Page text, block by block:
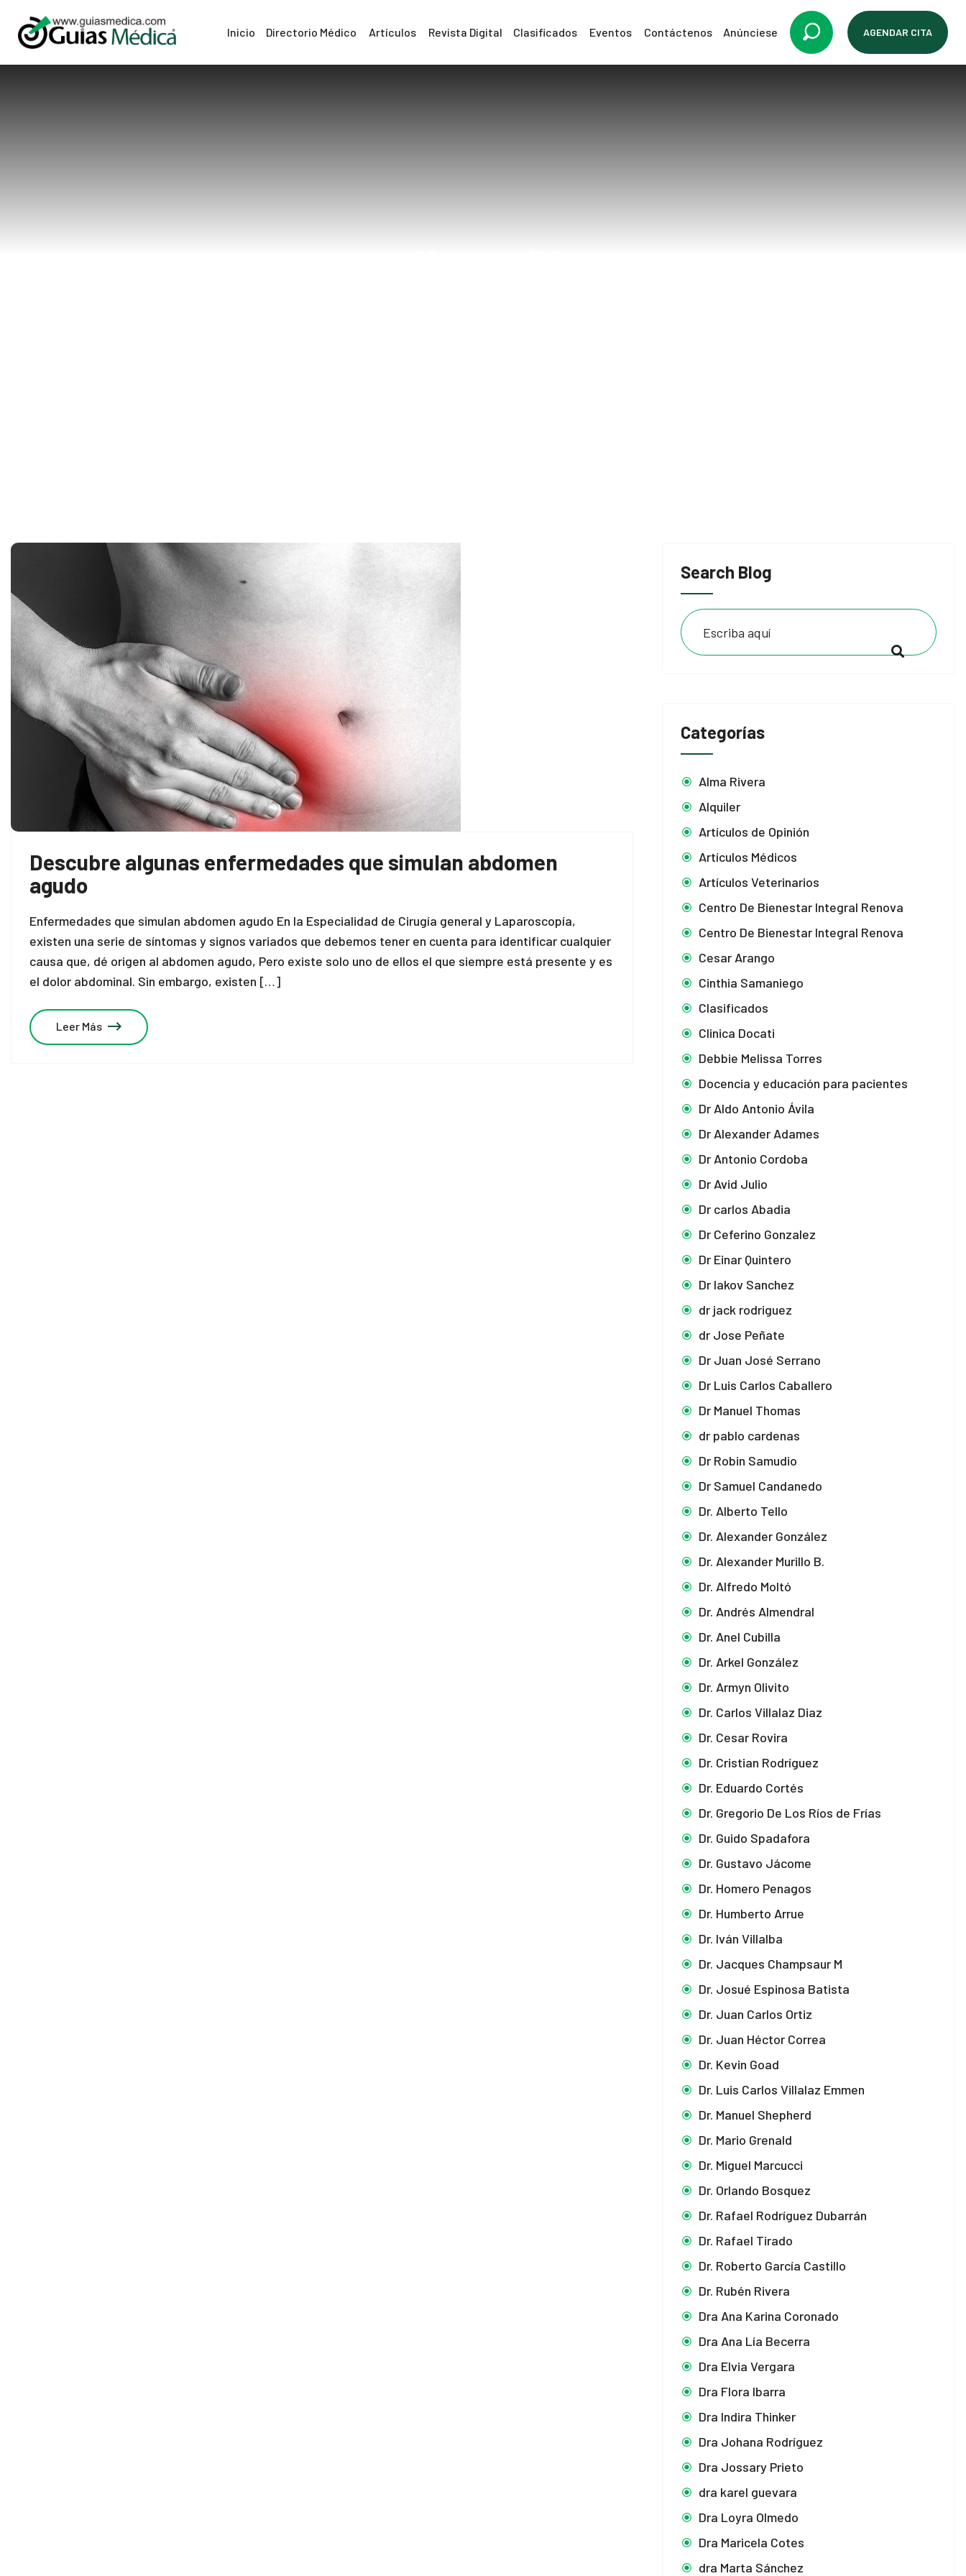
Inicio Directorio Médico Artículos Revista Digital Clasificados Eventos Contáctenos Anúnciese AGENDAR CITA
Search Blog
Categorías
Alma Rivera
Alquiler
Artículos de Opinión
Artículos Médicos
Artículos Veterinarios
Centro De Bienestar Integral Renova
Centro De Bienestar Integral Renova
Cesar Arango
Cinthia Samaniego
Clasificados
Clinica Docati
Debbie Melissa Torres
Docencia y educación para pacientes
Dr Aldo Antonio Ávila
Dr Alexander Adames
Dr Antonio Cordoba
Dr Avid Julio
Dr carlos Abadia
Dr Ceferino Gonzalez
Dr Einar Quintero
Dr Iakov Sanchez
dr jack rodriguez
dr Jose Peñate
Dr Juan José Serrano
Dr Luis Carlos Caballero
Dr Manuel Thomas
dr pablo cardenas
Dr Robin Samudio
Dr Samuel Candanedo
Dr. Alberto Tello
Dr. Alexander González
Dr. Alexander Murillo B.
Dr. Alfredo Moltó
Dr. Andrés Almendral
Dr. Anel Cubilla
Dr. Arkel González
Dr. Armyn Olivito
Dr. Carlos Villalaz Diaz
Dr. Cesar Rovira
Dr. Cristian Rodríguez
Dr. Eduardo Cortés
Dr. Gregorio De Los Ríos de Frías
Dr. Guido Spadafora
Dr. Gustavo Jácome
Dr. Homero Penagos
Dr. Humberto Arrue
Dr. Iván Villalba
Dr. Jacques Champsaur M
Dr. Josué Espinosa Batista
Dr. Juan Carlos Ortiz
Dr. Juan Héctor Correa
Dr. Kevin Goad
Dr. Luis Carlos Villalaz Emmen
Dr. Manuel Shepherd
Dr. Mario Grenald
Dr. Miguel Marcucci
Dr. Orlando Bosquez
Dr. Rafael Rodríguez Dubarrán
Dr. Rafael Tirado
Dr. Roberto García Castillo
Dr. Rubén Rivera
Dra Ana Karina Coronado
Dra Ana Lía Becerra
Dra Elvia Vergara
Dra Flora Ibarra
Dra Indira Thinker
Dra Johana Rodríguez
Dra Jossary Prieto
dra karel guevara
Dra Loyra Olmedo
Dra Maricela Cotes
dra Marta Sánchez
Descubre algunas enfermedades que simulan abdomen
agudo
Enfermedades que simulan abdomen agudo En la Especialidad de Cirugía general y Laparoscopía,
existen una serie de síntomas y signos variados que debemos tener en cuenta para identificar cualquier
causa que, dé origen al abdomen agudo, Pero existe solo uno de ellos el que siempre está presente y es
el dolor abdominal. Sin embargo, existen […]
Leer Más